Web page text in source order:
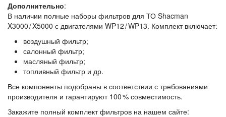
Дополнительно:
В наличии полные наборы фильтров для ТО Shacman
X3000 / X5000 с двигателями WP12 / WP13. Комплект включает:
воздушный фильтр;
салонный фильтр;
масляный фильтр;
топливный фильтр и др.
Все компоненты подобраны в соответствии с требованиями
производителя и гарантируют 100 % совместимость.
Закажите полный комплект фильтров на нашем сайте: